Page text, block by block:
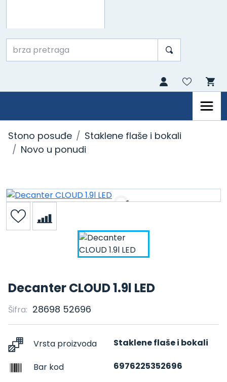
Stono posuđe
Staklene flaše i bokali
Novo u ponudi
Decanter CLOUD 1.9l LED
Šifra: 28698 52696
Vrsta proizvoda Staklene flaše i bokali
Bar kod 6976225352696